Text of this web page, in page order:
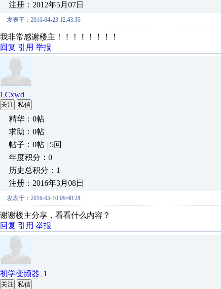
注册：2012年5月07日
发表于：2016-04-23 12:43:36
我非常感谢楼主！！！！！！！！
回复 引用 举报
LCxwd
关注 私信
精华：0帖
求助：0帖
帖子：0帖 | 5回
年度积分：0
历史总积分：1
注册：2016年3月08日
发表于：2016-05-10 09:48:28
谢谢楼主分享，看看什么内容？
回复 引用 举报
初学变频器_1
关注 私信